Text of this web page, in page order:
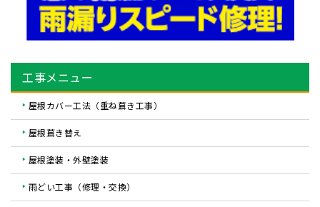
工事メニュー
屋根カバー工法（重ね葺き工事）
屋根葺き替え
屋根塗装・外壁塗装
雨どい工事（修理・交換）